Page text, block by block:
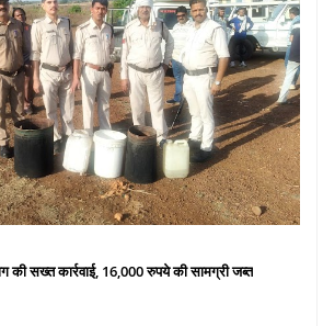
की सख्त कार्रवाई, 16,000 रुपये की सामग्री जब्त